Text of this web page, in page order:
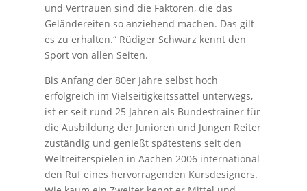
und Vertrauen sind die Faktoren, die das
Geländereiten so anziehend machen. Das gilt
es zu erhalten.“ Rüdiger Schwarz kennt den
Sport von allen Seiten.
Bis Anfang der 80er Jahre selbst hoch
erfolgreich im Vielseitigkeitssattel unterwegs,
ist er seit rund 25 Jahren als Bundestrainer für
die Ausbildung der Junioren und Jungen Reiter
zuständig und genießt spätestens seit den
Weltreiterspielen in Aachen 2006 international
den Ruf eines hervorragenden Kursdesigners.